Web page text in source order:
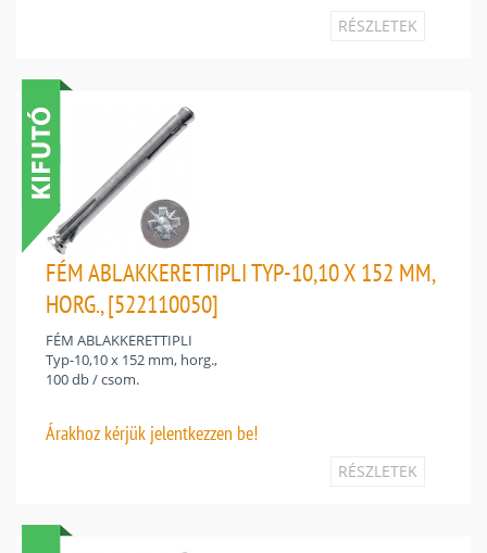
RÉSZLETEK
FÉM ABLAKKERETTIPLI TYP-10,10 X 152 MM,
HORG., [522110050]
FÉM ABLAKKERETTIPLI
Typ-10,10 x 152 mm, horg.,
100 db / csom.
Árakhoz kérjük jelentkezzen be!
RÉSZLETEK